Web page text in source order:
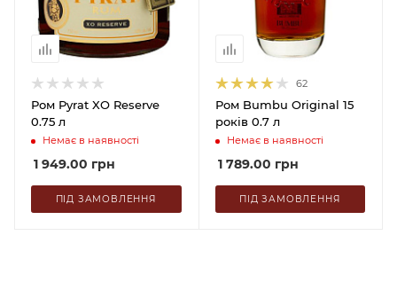
Ром Pyrat XO Reserve
0.75 л
Немає в наявності
1 949.00 грн
ПІД ЗАМОВЛЕННЯ
62
Ром Bumbu Original 15
років 0.7 л
Немає в наявності
1 789.00 грн
ПІД ЗАМОВЛЕННЯ